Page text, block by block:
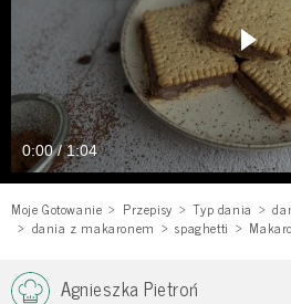
0:00 / 1:04
Moje Gotowanie Przepisy Typ dania
dania z makaronem
spaghetti
Agnieszka Pietroń